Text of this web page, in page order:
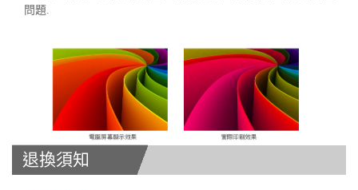
問題.
退換須知